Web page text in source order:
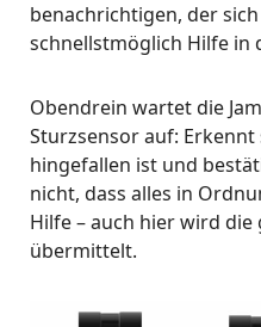
benachrichtigen, der
schnellstmöglich Hilfe in
Obendrein wartet die
Sturzsensor auf: Erkennt
hingefallen ist und
nicht, dass alles in
Hilfe – auch hier wird
übermittelt.